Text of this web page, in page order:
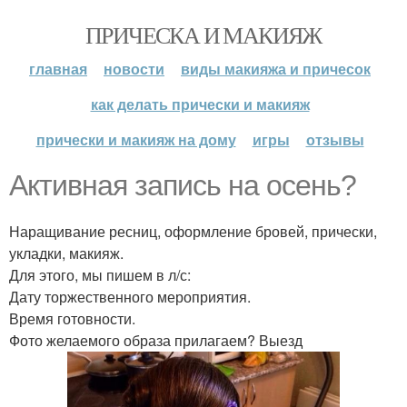
ПРИЧЕСКА И МАКИЯЖ
главная новости
виды макияжа и причесок
как делать прически и макияж
прически и макияж на дому
игры отзывы
Активная запись на осень?
Наращивание ресниц, оформление бровей, прически,
укладки, макияж.
Для этого, мы пишем в л/с:
Дату торжественного мероприятия.
Время готовности.
Фото желаемого образа прилагаем? Выезд